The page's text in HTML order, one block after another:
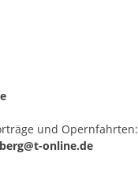
und Opern­fahr­ten:
online.de